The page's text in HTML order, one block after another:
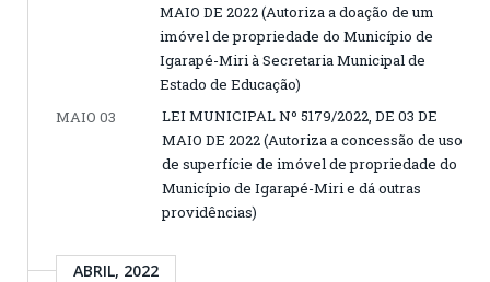
MAIO DE 2022 (Autoriza a doação de um
imóvel de propriedade do Município de
Igarapé-Miri à Secretaria Municipal de
Estado de Educação)
MAIO 03
LEI MUNICIPAL Nº 5179/2022, DE 03 DE
MAIO DE 2022 (Autoriza a concessão de uso
de superfície de imóvel de propriedade do
Município de Igarapé-Miri e dá outras
providências)
ABRIL, 2022